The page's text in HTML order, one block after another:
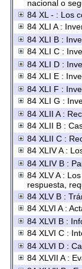
nacional o
84 XL - : Los
84 XLI A :
84 XLI B :
84 XLI C :
84 XLI D :
84 XLI E :
84 XLI F :
84 XLI G :
84 XLII A :
84 XLII B :
84 XLII C :
84 XLIV A :
84 XLIV B :
84 XLV A :
respuesta,
84 XLV B :
84 XLVI A :
84 XLVI B :
84 XLVI C :
84 XLVI D :
84 XLVII A :